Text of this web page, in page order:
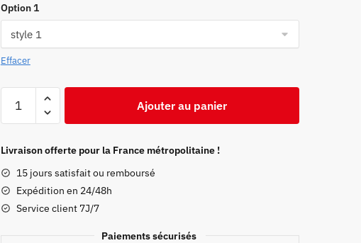
Option 1
Effacer
Demon
Slayer
Ajouter au panier
Livraison offerte pour la France métropolitaine !
15 jours satisfait ou remboursé
Expédition en 24/48h
Service client 7J/7
Paiements sécurisés